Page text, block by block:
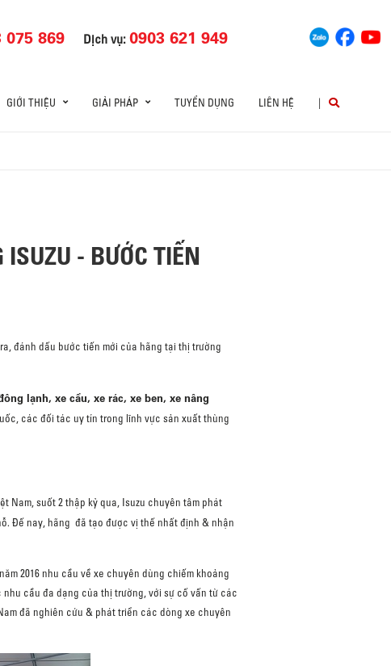
075 869 Dịch vụ:0903 621 949
GIỚI THIỆU GIẢI PHÁP TUYỂN DỤNG LIÊN HỆ |
- BƯỚC TIẾN
đánh dấu bước tiến mới của hãng tại thị trường
lạnh, xe cẩu, xe rác, xe ben, xe nâng
các đối tác uy tín trong lĩnh vực sản xuất thùng
Nam, suốt 2 thập kỷ qua, Isuzu chuyên tâm phát
Đế nay, hãng đã tạo được vị thế nhất định & nhận
2016 nhu cầu về xe chuyên dùng chiếm khoảng
cầu đa dạng của thị trường, với sự cố vấn từ các
đã nghiên cứu & phát triển các dòng xe chuyên